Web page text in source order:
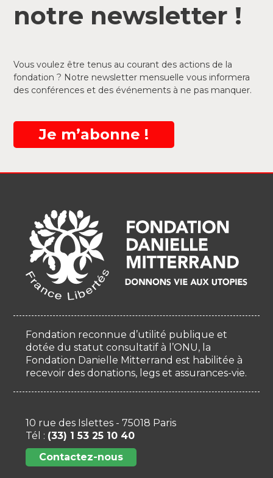
notre newsletter !
Vous voulez être tenus au courant des actions de la
fondation ? Notre newsletter mensuelle vous informera
des conférences et des événements à ne pas manquer.
Je m’abonne !
Fondation reconnue d’utilité publique et
dotée du statut consultatif à l’ONU, la
Fondation Danielle Mitterrand est habilitée à
recevoir des donations, legs et assurances-vie.
10 rue des Islettes - 75018 Paris
Tél : (33) 1 53 25 10 40
Contactez-nous